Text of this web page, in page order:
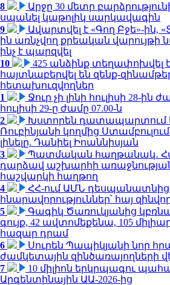
8
Արջը 30 մետր
սպանել կաթոլիկ սարկավագին
9
Ավարտվել է «Գող Բջե»-ին,
ին առնչվող քրեական վարույթի
ինչ է պարզվել
10
425 անձինք տեղափոխվել
հայտնաբերվել են զենք-
հետախուզվողներ
1
Ջուր չի լինի հուլիսի 28-ին
հուլիսի 29-ը ժամը 07.00-ն
2
Խստորեն դատապարտում
Ռուբինյանի կողմից
լինելը. Դանիել Իոաննիսյան
3
Պատմական հաղթանակ․
դարձավ աշխարհի
հաշվարկի հաղթող
4
ՀՀ-ում ԱՄՆ դեսպանատնից
հնարավորություններ՝ հայ
5
Գագիկ Ծառուկյանից
գույք, 42 ավտոմեքենա, 105
հազար դրամ
6
Սուրեն Պապիկյանի նոր
ժամկետային զինծառայողների
7
10 միլիոն երկրպագու
Արգենտինային ԱԱ-2026-ից